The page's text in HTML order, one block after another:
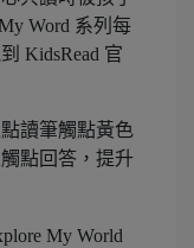
Word 系列每
KidsRead 官
點讀筆觸點黃色
點回答，提升